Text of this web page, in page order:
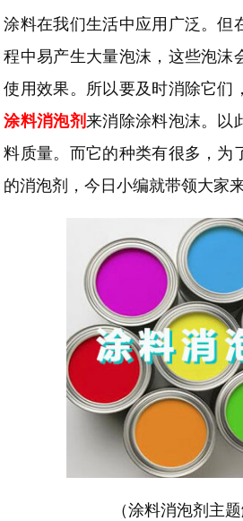
涂料在我们生活中应用广泛。但
程中易产生大量泡沫，这些泡沫
使用效果。所以要及时消除它们
涂料消泡剂来消除涂料泡沫。以
料质量。而它的种类有很多，为
的消泡剂，今日小编就带领大家
（涂料消泡剂主题